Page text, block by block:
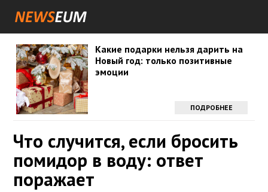
Какие подарки нельзя дарить на
Новый год: только позитивные
эмоции
ПОДРОБНЕЕ
Что случится, если бросить
помидор в воду: ответ
поражает